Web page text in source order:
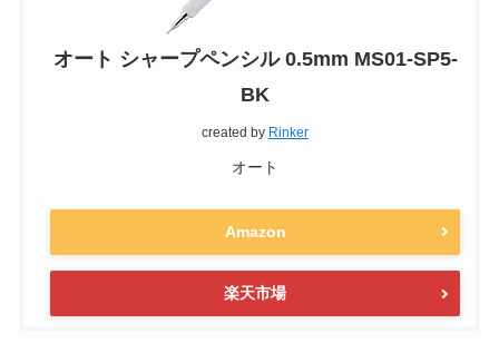
オート シャープペンシル 0.5mm MS01-SP5-
BK
created by Rinker
オート
Amazon
楽天市場